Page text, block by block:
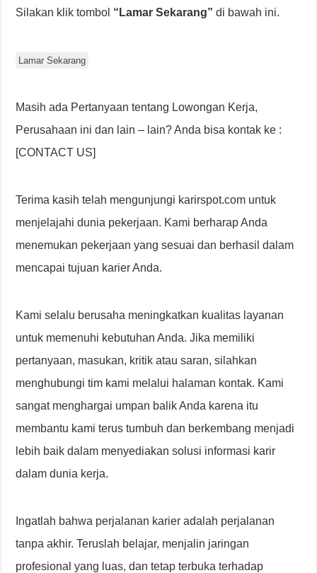
Silakan klik tombol “Lamar Sekarang” di bawah ini.
Lamar Sekarang
Masih ada Pertanyaan tentang Lowongan Kerja,
Perusahaan ini dan lain – lain? Anda bisa kontak ke :
[CONTACT US]
Terima kasih telah mengunjungi karirspot.com untuk
menjelajahi dunia pekerjaan. Kami berharap Anda
menemukan pekerjaan yang sesuai dan berhasil dalam
mencapai tujuan karier Anda.
Kami selalu berusaha meningkatkan kualitas layanan
untuk memenuhi kebutuhan Anda. Jika memiliki
pertanyaan, masukan, kritik atau saran, silahkan
menghubungi tim kami melalui halaman kontak. Kami
sangat menghargai umpan balik Anda karena itu
membantu kami terus tumbuh dan berkembang menjadi
lebih baik dalam menyediakan solusi informasi karir
dalam dunia kerja.
Ingatlah bahwa perjalanan karier adalah perjalanan
tanpa akhir. Teruslah belajar, menjalin jaringan
profesional yang luas, dan tetap terbuka terhadap